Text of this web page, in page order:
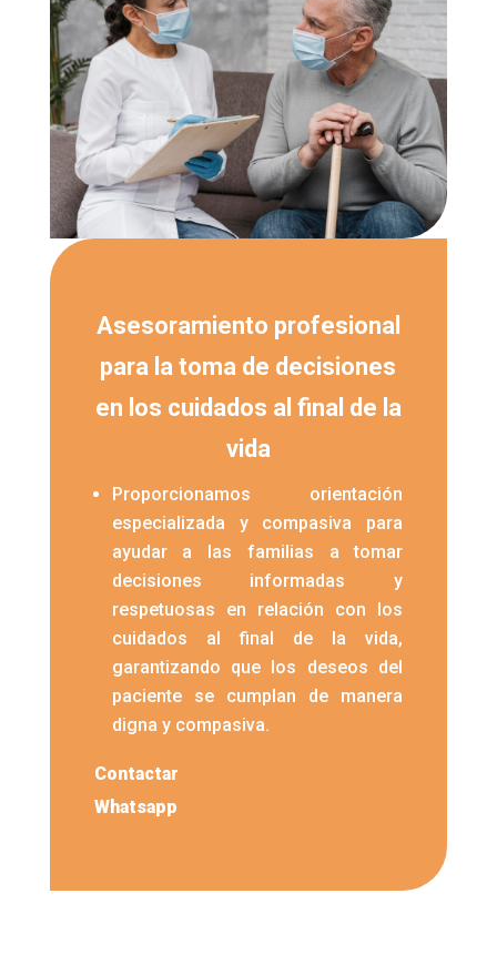
Asesoramiento profesional
para la toma de decisiones
en los cuidados al final de la
vida
Proporcionamos orientación
especializada y compasiva para
ayudar a las familias a tomar
decisiones informadas y
respetuosas en relación con los
cuidados al final de la vida,
garantizando que los deseos del
paciente se cumplan de manera
digna y compasiva.
Contactar
Whatsapp